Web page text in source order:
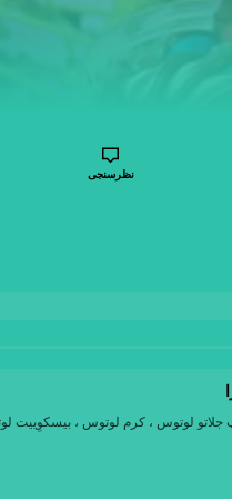
نظرسنجی